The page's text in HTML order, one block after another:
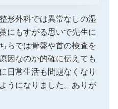
形外科では異常なしの湿
にもすがる思いで先生に
らでは骨盤や首の検査を
因なのか的確に伝えても
日常生活も問題なくなり
うになりました。ありが